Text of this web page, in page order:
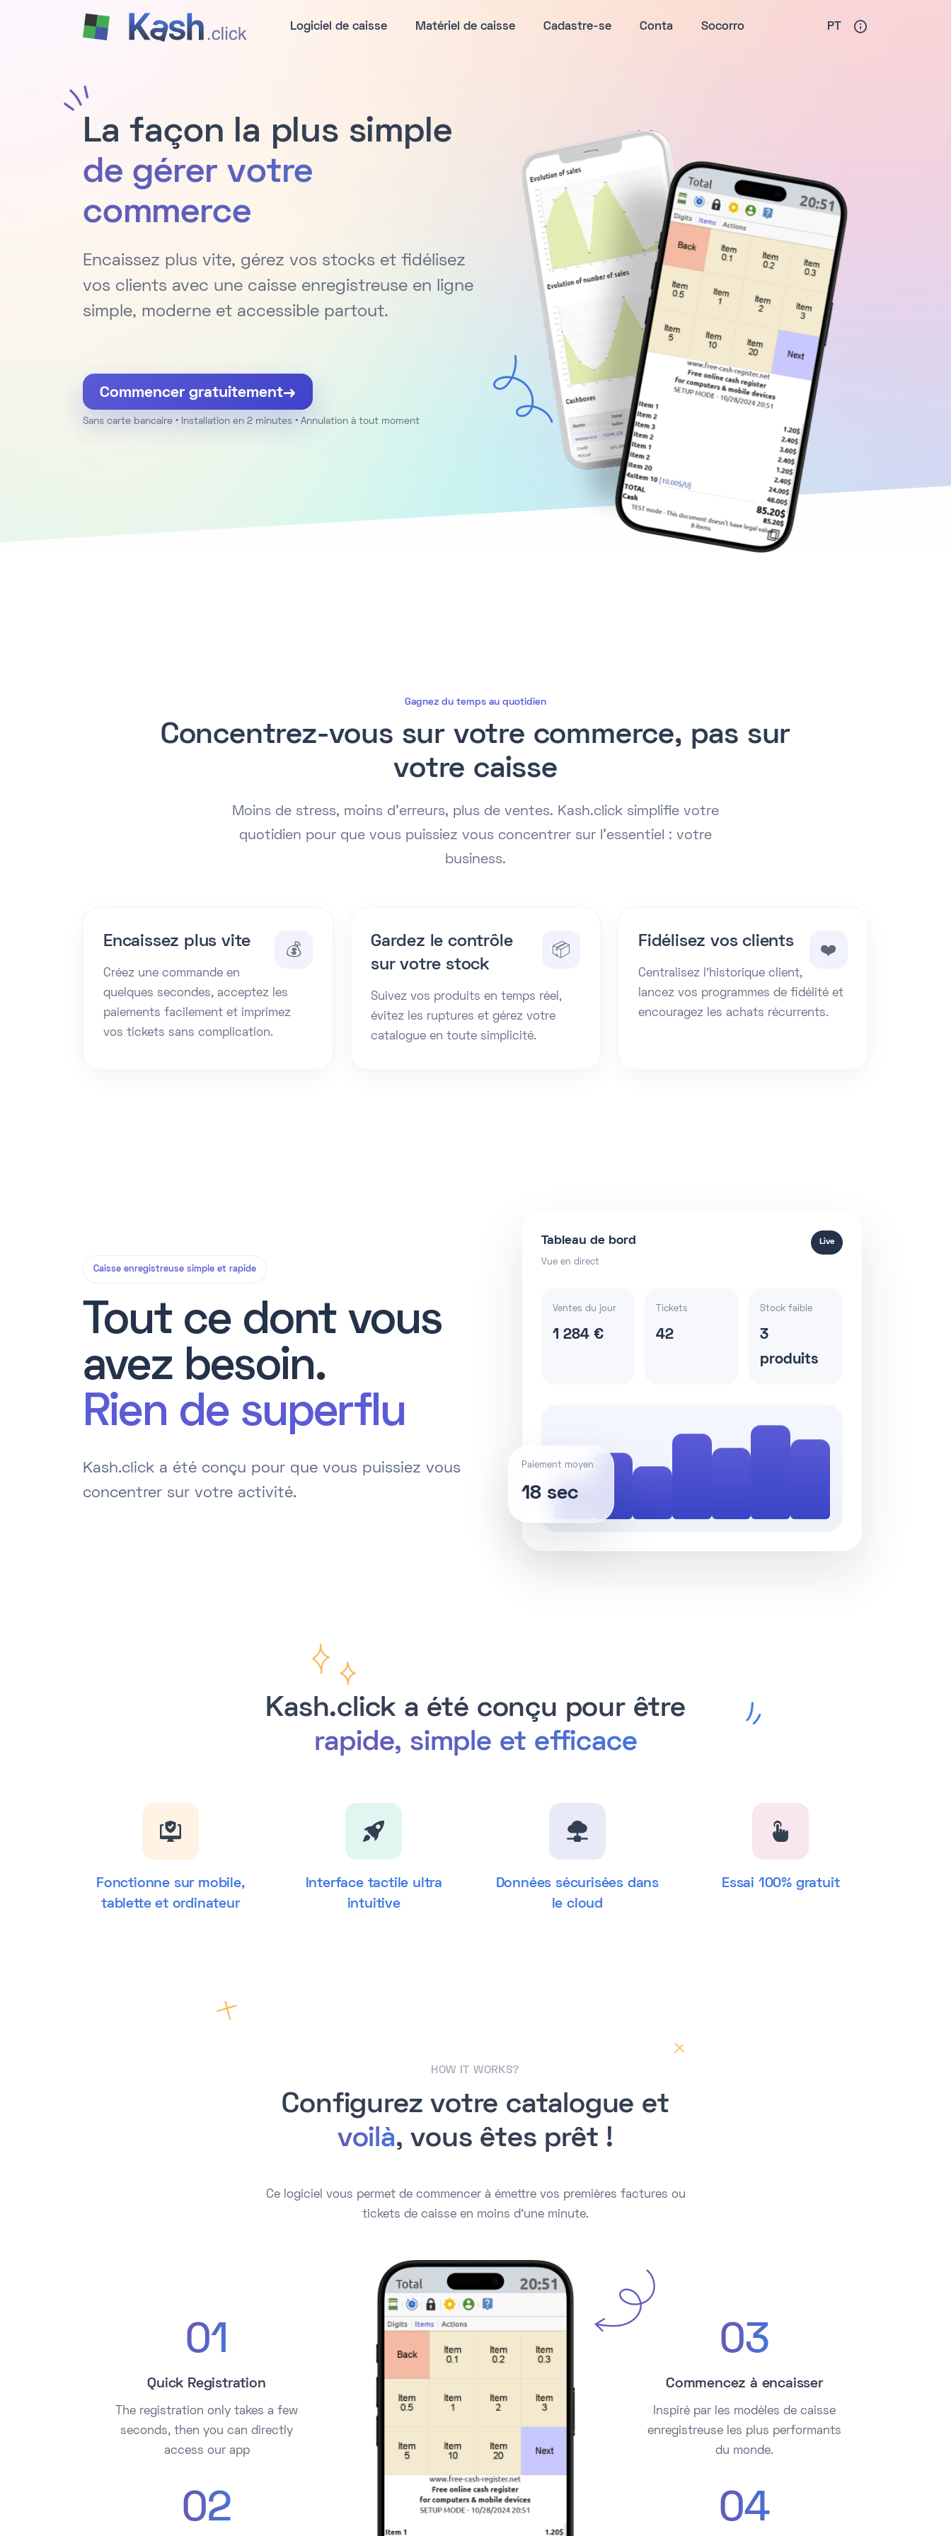
Logiciel de caisse Matériel de caisse Cadastre-se Conta Socorro PT
La façon la plus simple
de gérer votre
commerce
Encaissez plus vite, gérez vos stocks et fidélisez
vos clients avec une caisse enregistreuse en ligne
simple, moderne et accessible partout.
Commencer gratuitement→
Sans carte bancaire • Installation en 2 minutes • Annulation à tout moment
Gagnez du temps au quotidien
Concentrez-vous sur votre commerce, pas sur
votre caisse
Moins de stress, moins d’erreurs, plus de ventes. Kash.click simplifie votre
quotidien pour que vous puissiez vous concentrer sur l’essentiel : votre
business.
💰
Encaissez plus vite
Créez une commande en
quelques secondes, acceptez les
paiements facilement et imprimez
vos tickets sans complication.
📦
Gardez le contrôle
sur votre stock
Suivez vos produits en temps réel,
évitez les ruptures et gérez votre
catalogue en toute simplicité.
❤️
Fidélisez vos clients
Centralisez l’historique client,
lancez vos programmes de fidélité et
encouragez les achats récurrents.
Caisse enregistreuse simple et rapide
Tout ce dont vous
avez besoin.
Rien de superflu
Kash.click a été conçu pour que vous puissiez vous
concentrer sur votre activité.
Tableau de bord
Vue en direct
Live
Ventes du jour
1 284 €
Tickets
42
Stock faible
3
produits
Paiement moyen
18 sec
Kash.click a été conçu pour être
rapide, simple et efficace
Fonctionne sur mobile,
tablette et ordinateur
Interface tactile ultra
intuitive
Données sécurisées dans
le cloud
Essai 100% gratuit
HOW IT WORKS?
Configurez votre catalogue et
voilà, vous êtes prêt !
Ce logiciel vous permet de commencer à émettre vos premières factures ou
tickets de caisse en moins d'une minute.
01
Quick Registration
The registration only takes a few
seconds, then you can directly
access our app
02
03
Commencez à encaisser
Inspiré par les modèles de caisse
enregistreuse les plus performants
du monde.
04